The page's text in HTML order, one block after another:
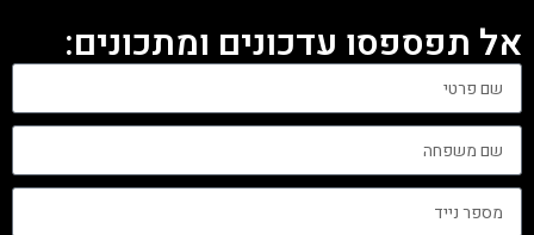
אל תפספסו עדכונים ומתכונים: